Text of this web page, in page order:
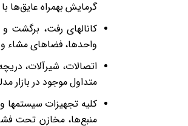
گرمایش بهمراه عایق‌ها
کانالهای رفت، برگشت و
واحدها، فضاهای مشاء
اتصالات، شیرآلات،
متداول موجود در بازار
کلیه تجهیزات
منبع‌ها، مخازن تحت